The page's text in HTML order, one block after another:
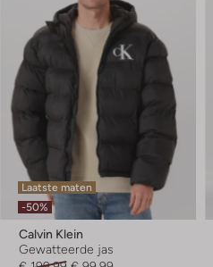
Laatste maten
-50%
Calvin Klein
Gewatteerde jas